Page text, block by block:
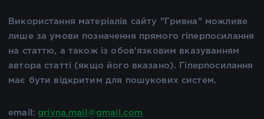
Використання матеріалів сайту "Гривна" можливе
лише за умови позначення прямого гіперпосилання
на статтю, а також із обов'язковим вказуванням
автора статті (якщо його вказано). Гіперпосилання
має бути відкритим для пошукових систем.
email: grivna.mail@gmail.com